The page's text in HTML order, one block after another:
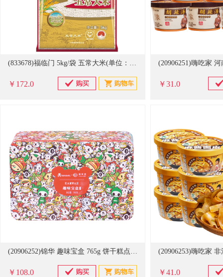
(833678)福临门 5kg/袋 五常大米(单位：袋)
￥172.0 ￥31.0
(20906252)锦华 趣味宝盒 765g 饼干糕点礼盒(单位：盒)
￥108.0 ￥41.0